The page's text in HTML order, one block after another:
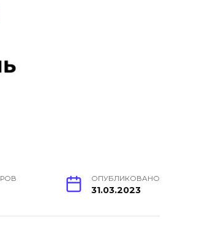
ОПУБЛИКОВАНО
31.03.2023